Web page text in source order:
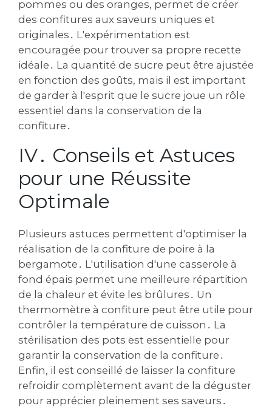
pommes ou des oranges, permet de créer
des confitures aux saveurs uniques et
originales․ L'expérimentation est
encouragée pour trouver sa propre recette
idéale․ La quantité de sucre peut être ajustée
en fonction des goûts, mais il est important
de garder à l'esprit que le sucre joue un rôle
essentiel dans la conservation de la
confiture․
IV․ Conseils et Astuces
pour une Réussite
Optimale
Plusieurs astuces permettent d'optimiser la
réalisation de la confiture de poire à la
bergamote․ L'utilisation d'une casserole à
fond épais permet une meilleure répartition
de la chaleur et évite les brûlures․ Un
thermomètre à confiture peut être utile pour
contrôler la température de cuisson․ La
stérilisation des pots est essentielle pour
garantir la conservation de la confiture․
Enfin, il est conseillé de laisser la confiture
refroidir complètement avant de la déguster
pour apprécier pleinement ses saveurs․